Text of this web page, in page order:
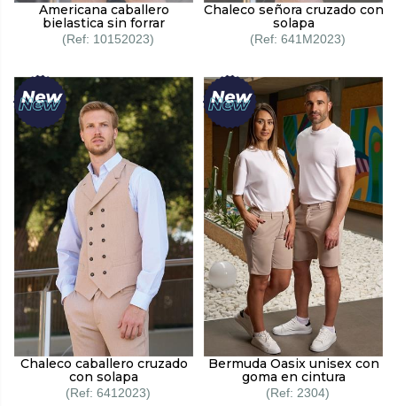
Americana caballero
bielastica sin forrar
10152023
Chaleco señora cruzado con
solapa
641M2023
Chaleco caballero cruzado
con solapa
6412023
Bermuda Oasix unisex con
goma en cintura
2304